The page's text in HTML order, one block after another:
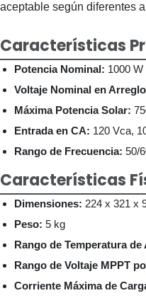
aceptable según diferentes
Características
Potencia Nominal: 1000 W
Voltaje Nominal en
Máxima Potencia Solar:
Entrada en CA: 120 Vca,
Rango de Frecuencia: 50/
Características
Dimensiones: 224 x 321 x
Peso: 5 kg
Rango de Temperatura
Rango de Voltaje MPPT
Corriente Máxima de